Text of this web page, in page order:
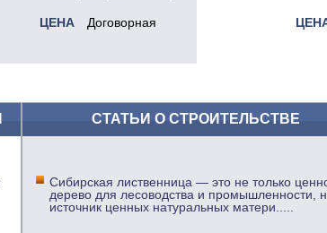
ЦЕНА Договорная
СТАТЬИ О СТРОИТЕЛЬСТВЕ
Сибирская лиственница — это не только
дерево для лесоводства и промышленности,
источник ценных натуральных матери